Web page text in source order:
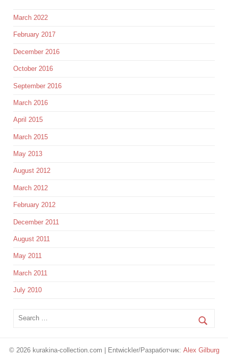
March 2022
February 2017
December 2016
October 2016
September 2016
March 2016
April 2015
March 2015
May 2013
August 2012
March 2012
February 2012
December 2011
August 2011
May 2011
March 2011
July 2010
© 2026 kurakina-collection.com | Entwickler/Разработчик: Alex Gilburg